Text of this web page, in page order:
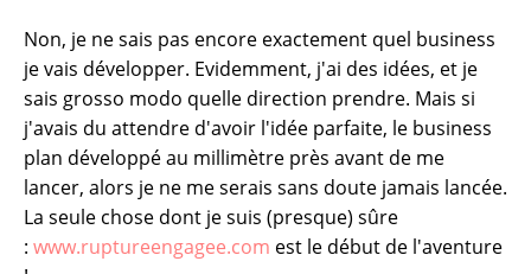
Non, je ne sais pas encore exactement quel business
je vais développer. Evidemment, j'ai des idées, et je
sais grosso modo quelle direction prendre. Mais si
j'avais du attendre d'avoir l'idée parfaite, le business
plan développé au millimètre près avant de me
lancer, alors je ne me serais sans doute jamais lancée.
La seule chose dont je suis (presque) sûre
: www.ruptureengagee.com est le début de l'aventure